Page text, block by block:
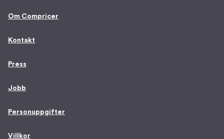
Om Compricer
Kontakt
Press
Jobb
Personuppgifter
Villkor